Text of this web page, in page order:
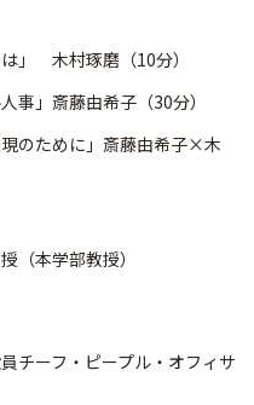
」 木村琢磨（10分）
」斎藤由希子（30分）
のために」斎藤由希子×木
本学部教授）
チーフ・ピープル・オフィサ